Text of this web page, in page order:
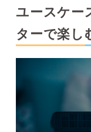
ユースケ
ターで楽し